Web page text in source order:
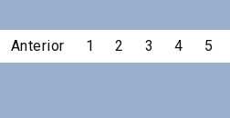
Anterior 1 2 3 4 5